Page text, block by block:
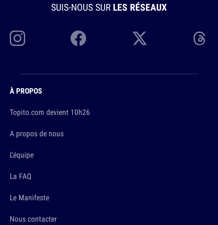
SUIS-NOUS SUR LES RÉSEAUX
À PROPOS
Topito.com devient 10h26
A propos de nous
L'équipe
La FAQ
Le Manifeste
Nous contacter